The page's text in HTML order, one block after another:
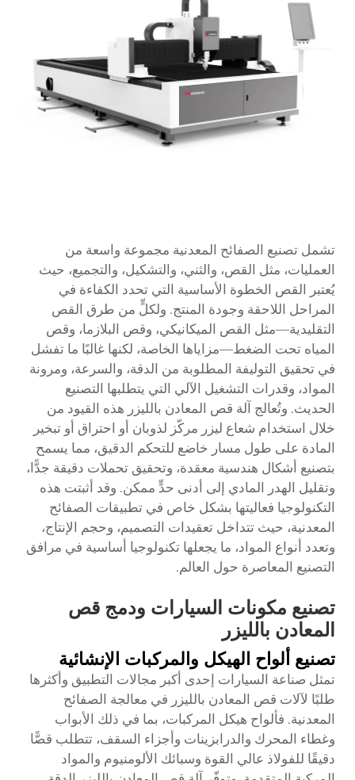
تشمل تصنيع الصفائح المعدنية مجموعة واسعة من
العمليات، مثل القص، والثني، والتشكيل، والتجميع، حيث
يُعتبر القص الخطوة الأساسية التي تحدد الكفاءة في
المراحل اللاحقة وجودة المنتج. ولكلٍّ من طرق القص
التقليدية—مثل القص الميكانيكي، وقص البلازما، وقص
المياه تحت الضغط—مزاياها الخاصة، لكنها غالبًا ما تفشل
في تحقيق التوليفة المطلوبة من الدقة، والسرعة، ومرونة
المواد، وقدرات التشغيل الآلي التي يتطلبها التصنيع
الحديث. وتُعالج آلة قص المعادن بالليزر هذه القيود من
خلال استخدام شعاع ليزر مركّز لذوبان أو احتراق أو تبخير
المادة على طول مسار خاضع للتحكم الدقيق، مما يسمح
بتصنيع أشكال هندسية معقدة، وتحقيق تحملات دقيقة جدًّا،
وتقليل الهدر المادي إلى أدنى حدٍّ ممكن. وقد أثبتت هذه
التكنولوجيا فعاليتها بشكل خاص في تطبيقات الصفائح
المعدنية، حيث تتداخل تعقيدات التصميم، وحجم الإنتاج،
وتعدد أنواع المواد، ما يجعلها تكنولوجيا أساسية في مرافق
التصنيع المعاصرة حول العالم.
تصنيع مكونات السيارات ودمج قص
المعادن بالليزر
تصنيع ألواح الهيكل والمركبات الإنشائية
تمثل صناعة السيارات إحدى أكبر مجالات التطبيق وأكثرها
طلبًا لآلات قص المعادن بالليزر في معالجة الصفائح
المعدنية. فألواح هيكل المركبات، بما في ذلك الأبواب
وغطاء المحرك والدرابزينات وأجزاء السقف، تتطلب قصًّا
دقيقًا للفولاذ عالي القوة وسبائك الألومنيوم والمواد